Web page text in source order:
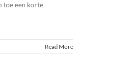
toe een korte
Read More